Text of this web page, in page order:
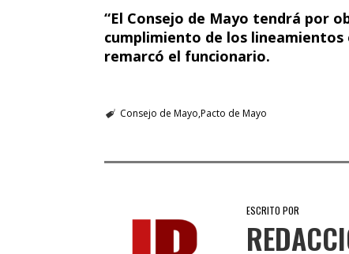
“El Consejo de Mayo tendrá por
cumplimiento de los lineamientos
remarcó el funcionario.
Consejo de Mayo Pacto de Mayo
ESCRITO POR